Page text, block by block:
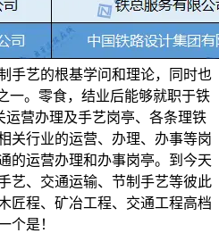
手艺的根基学问和理论，同时也
一。零食，结业后能够就职于铁
运营办理及手艺岗亭、各条理铁
关行业的运营、办理、办事等岗
的运营办理和办事岗亭。到今天
艺、交通运输、节制手艺等彼此
匠程、矿冶工程、交通工程高档
个是！